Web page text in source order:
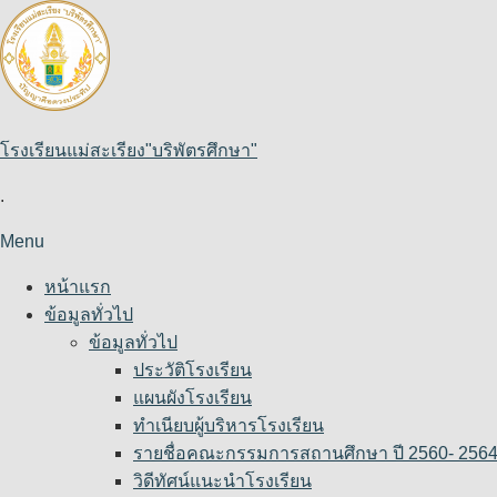
Skip
to
content
โรงเรียนแม่สะเรียง"บริพัตรศึกษา"
.
Menu
หน้าแรก
ข้อมูลทั่วไป
ข้อมูลทั่วไป
ประวัติโรงเรียน
แผนผังโรงเรียน
ทำเนียบผู้บริหารโรงเรียน
รายชื่อคณะกรรมการสถานศึกษา ปี 2560- 2564
วิดีทัศน์แนะนำโรงเรียน